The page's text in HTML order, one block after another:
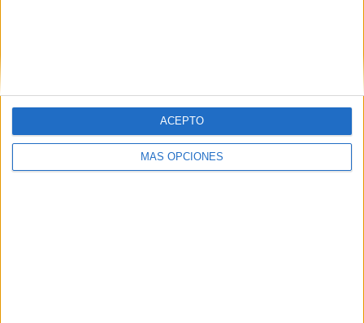
MÁS OPCIONES
ACEPTO